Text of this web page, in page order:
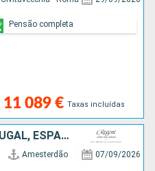
11 089 € Taxas incluídas
Pensão completa
HOLANDA, FRANÇA, PORTUGAL, ESPANHA
Amesterdão 07/09/2026